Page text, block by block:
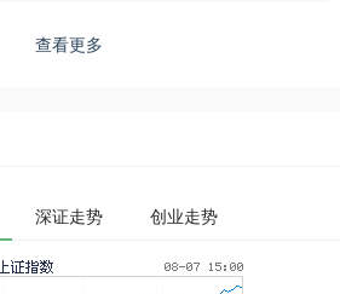
查看更多
深证走势 创业走势